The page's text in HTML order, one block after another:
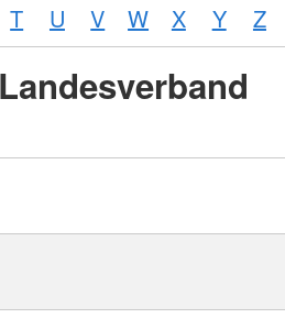
T U V W X Y Z
Landesverband